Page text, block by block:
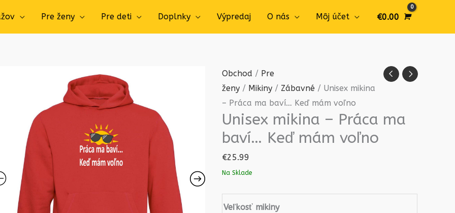
Pre ženy Pre deti Doplnky Výpredaj O nás Môj účet €0.00
Obchod / Pre
ženy / Mikiny / Zábavné / Unisex mikina
– Práca ma baví… Keď mám voľno
Unisex mikina – Práca ma
baví… Keď mám voľno
€25.99
Na Sklade
Veľkosť mikiny
množstvo
Unisex
mikina
-
Práca
baví...
Keď
voľno